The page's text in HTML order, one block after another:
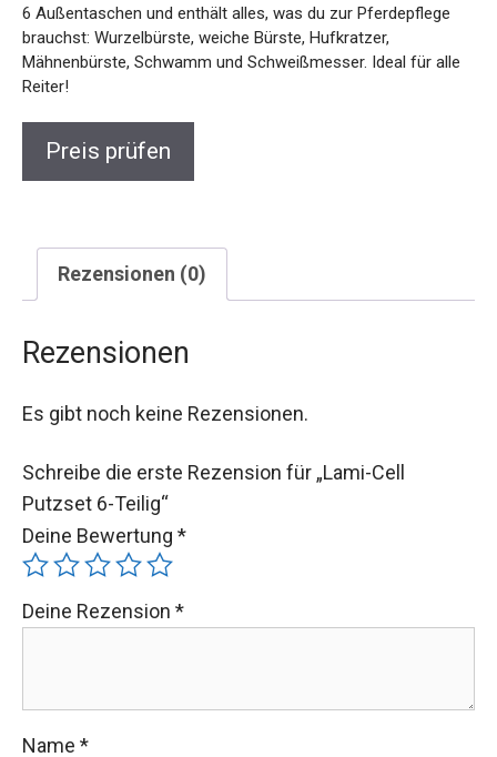
6 Außentaschen und enthält alles, was du zur Pferdepflege
brauchst: Wurzelbürste, weiche Bürste, Hufkratzer,
Mähnenbürste, Schwamm und Schweißmesser. Ideal für alle
Reiter!
Preis prüfen
Rezensionen (0)
Rezensionen
Es gibt noch keine Rezensionen.
Schreibe die erste Rezension für „Lami-Cell
Putzset 6-Teilig“
Deine Bewertung *
Deine Rezension *
Name *